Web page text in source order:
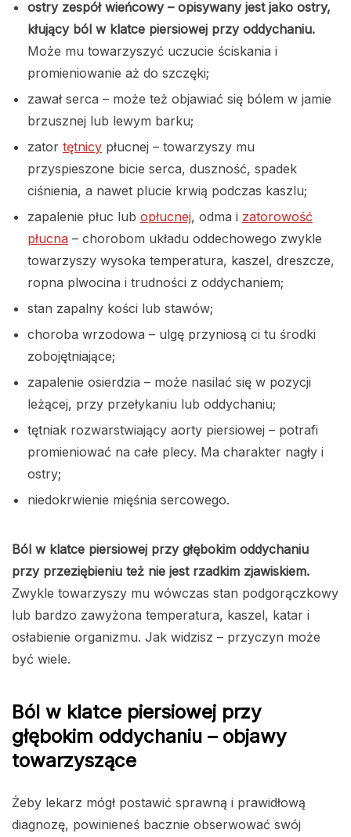
ostry zespół wieńcowy – opisywany jest jako ostry,
kłujący ból w klatce piersiowej przy oddychaniu.
Może mu towarzyszyć uczucie ściskania i
promieniowanie aż do szczęki;
zawał serca – może też objawiać się bólem w jamie
brzusznej lub lewym barku;
zator tętnicy płucnej – towarzyszy mu
przyspieszone bicie serca, duszność, spadek
ciśnienia, a nawet plucie krwią podczas kaszlu;
zapalenie płuc lub opłucnej, odma i zatorowość
płucna – chorobom układu oddechowego zwykle
towarzyszy wysoka temperatura, kaszel, dreszcze,
ropna plwocina i trudności z oddychaniem;
stan zapalny kości lub stawów;
choroba wrzodowa – ulgę przyniosą ci tu środki
zobojętniające;
zapalenie osierdzia – może nasilać się w pozycji
leżącej, przy przełykaniu lub oddychaniu;
tętniak rozwarstwiający aorty piersiowej – potrafi
promieniować na całe plecy. Ma charakter nagły i
ostry;
niedokrwienie mięśnia sercowego.
Ból w klatce piersiowej przy głębokim oddychaniu
przy przeziębieniu też nie jest rzadkim zjawiskiem.
Zwykle towarzyszy mu wówczas stan podgorączkowy
lub bardzo zawyżona temperatura, kaszel, katar i
osłabienie organizmu. Jak widzisz – przyczyn może
być wiele.
Ból w klatce piersiowej przy
głębokim oddychaniu – objawy
towarzyszące
Żeby lekarz mógł postawić sprawną i prawidłową
diagnozę, powinieneś bacznie obserwować swój